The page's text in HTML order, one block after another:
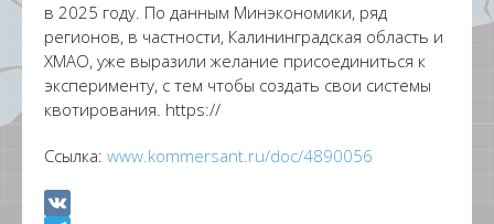
в 2025 году. По данным Минэкономики, ряд
регионов, в частности, Калининградская область и
ХМАО, уже выразили желание присоединиться к
эксперименту, с тем чтобы создать свои системы
квотирования. https://
Ссылка: www.kommersant.ru/doc/4890056